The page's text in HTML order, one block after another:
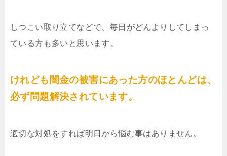
しつこい取り立てなどで、毎日がどんよりしてしまっ
ている方も多いと思います。
けれども闇金の被害にあった方のほとんどは、
必ず問題解決されています。
適切な対処をすれば明日から悩む事はありません。